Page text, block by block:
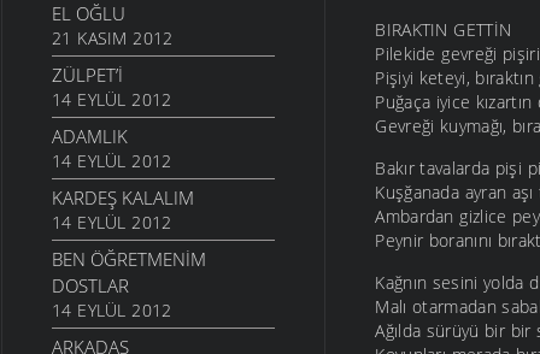
EL OĞLU
21 KASIM 2012
ZÜLPET’I
14 EYLÜL 2012
ADAMLIK
14 EYLÜL 2012
KARDEŞ KALALIM
14 EYLÜL 2012
BEN ÖĞRETMENIM
DOSTLAR
14 EYLÜL 2012
ARKADAŞ
BIRAKTIN GETTİN
Pilekide gevreği
Pişiyi keteyi,
Puğaça iyice
Gevreği kuymağı,
Bakır tavalarda pişi
Kuşğanada ayran aşı
Ambardan gizlice
Peynir boranını
Kağnın sesini yolda
Malı otarmadan
Ağılda sürüyü bir bir